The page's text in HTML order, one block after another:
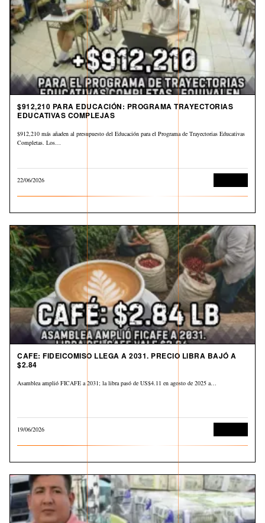
$912,210 PARA EDUCACIÓN: PROGRAMA TRAYECTORIAS
EDUCATIVAS COMPLEJAS
$912,210 más añaden al presupuesto del Educación para el Programa de Trayectorias Educativas
Completas. Los…
22/06/2026
CAFE: FIDEICOMISO LLEGA A 2031. PRECIO LIBRA BAJÓ A
$2.84
Asamblea amplió FICAFE a 2031; la libra pasó de US$4.11 en agosto de 2025 a…
19/06/2026